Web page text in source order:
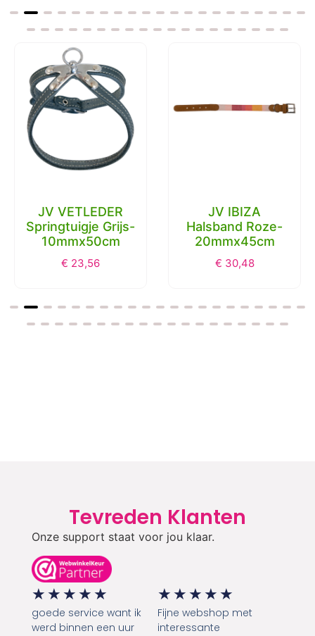
JV VETLEDER
Springtuigje Grijs-
10mmx50cm
€ 23,56
JV IBIZA
Halsband Roze-
20mmx45cm
€ 30,48
Tevreden Klanten
Onze support staat voor jou klaar.
★ ★ ★ ★ ★
goede service want ik
werd binnen een uur
★ ★ ★ ★ ★
Fijne webshop met
interessante